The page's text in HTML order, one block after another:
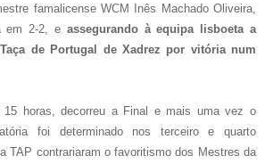
famalicense WCM Inês Machado Oliveira,
em 2-2, e assegurando à equipa lisboeta a
de Portugal de Xadrez por vitória num
horas, decorreu a Final e mais uma vez o
foi determinado nos terceiro e quarto
TAP contrariaram o favoritismo dos Mestres da